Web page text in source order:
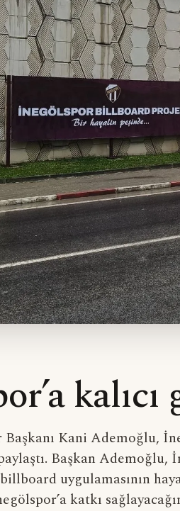
Kani Ademoğlu,
Başkan Ademoğlu,
billboard uygulamasının
katkı